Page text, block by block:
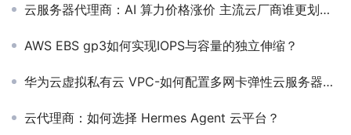
云服务器代理商：AI 算力价格涨价 主流云厂商谁更划算？
AWS EBS gp3如何实现IOPS与容量的独立伸缩？
华为云虚拟私有云 VPC-如何配置多网卡弹性云服务器的策略路由？
云代理商：如何选择 Hermes Agent 云平台？